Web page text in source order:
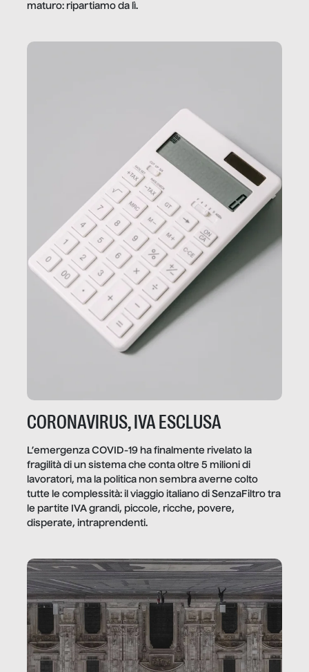
maturo: ripartiamo da lì.
CORONAVIRUS, IVA ESCLUSA
L’emergenza COVID-19 ha finalmente rivelato la
fragilità di un sistema che conta oltre 5 milioni di
lavoratori, ma la politica non sembra averne colto
tutte le complessità: il viaggio italiano di SenzaFiltro tra
le partite IVA grandi, piccole, ricche, povere,
disperate, intraprendenti.